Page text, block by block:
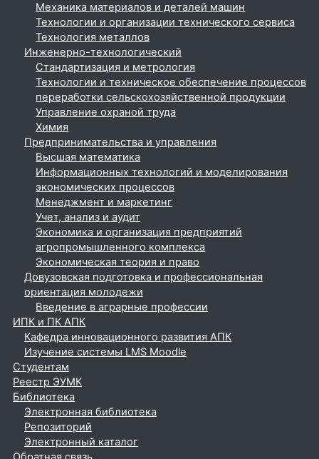
Механика материалов и деталей машин
Технологии и организации технического сервиса
Технология металлов
Инженерно-технологический
Стандартизация и метрология
Технологии и техническое обеспечение процессов
переработки сельскохозяйственной продукции
Управление охраной труда
Химия
Предпринимательства и управления
Высшая математика
Информационных технологий и моделирования
экономических процессов
Менеджмент и маркетинг
Учет, анализ и аудит
Экономика и организация предприятий
агропромышленного комплекса
Экономическая теория и право
Довузовская подготовка и профессиональная
ориентация молодежи
Введение в аграрные профессии
ИПК и ПК АПК
Кафедра инновационного развития АПК
Изучение системы LMS Moodle
Студентам
Реестр ЭУМК
Библиотека
Электронная библиотека
Репозиторий
Электронный каталог